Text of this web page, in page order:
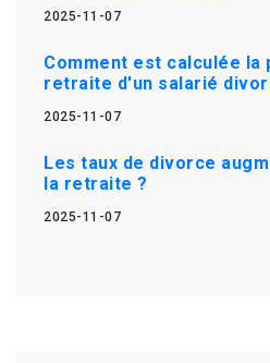
2025-11-07
Comment est calculée la
retraite d'un salarié
2025-11-07
Les taux de divorce
la retraite ?
2025-11-07